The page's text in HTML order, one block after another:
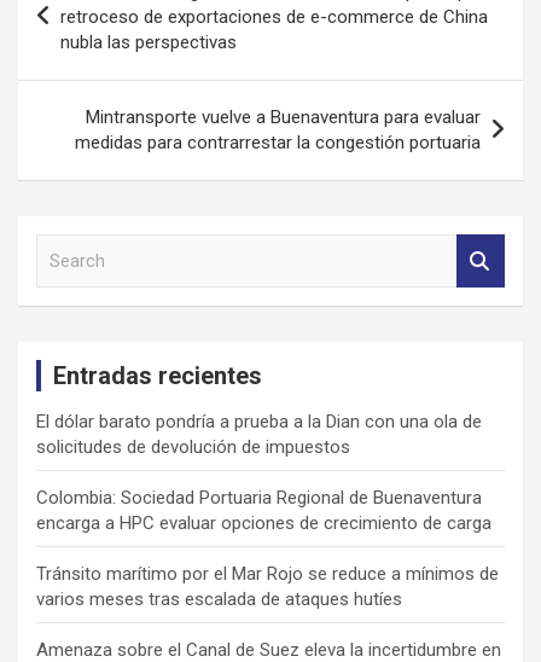
de
entradas
retroceso de exportaciones de e-commerce de China
nubla las perspectivas
Mintransporte vuelve a Buenaventura para evaluar
medidas para contrarrestar la congestión portuaria
Entradas recientes
El dólar barato pondría a prueba a la Dian con una ola de
solicitudes de devolución de impuestos
Colombia: Sociedad Portuaria Regional de Buenaventura
encarga a HPC evaluar opciones de crecimiento de carga
Tránsito marítimo por el Mar Rojo se reduce a mínimos de
varios meses tras escalada de ataques hutíes
Amenaza sobre el Canal de Suez eleva la incertidumbre en